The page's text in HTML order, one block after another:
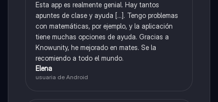
Esta app es realmente genial. Hay tantos
apuntes de clase y ayuda [...]. Tengo problemas
con matemáticas, por ejemplo, y la aplicación
tiene muchas opciones de ayuda. Gracias a
Knowunity, he mejorado en mates. Se la
recomiendo a todo el mundo.
Elena
usuaria de Android